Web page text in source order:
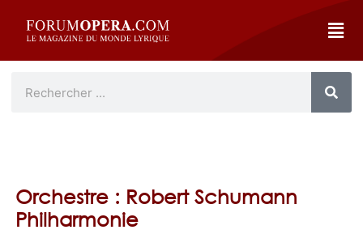
Orchestre : Robert Schumann
Philharmonie